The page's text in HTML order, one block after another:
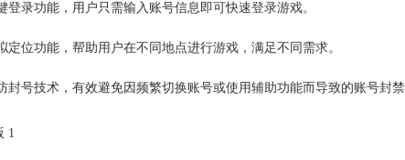
登录功能，用户只需输入账号信息即可快速登录游戏。
定位功能，帮助用户在不同地点进行游戏，满足不同需求。
封号技术，有效避免因频繁切换账号或使用辅助功能而导致的账号封禁